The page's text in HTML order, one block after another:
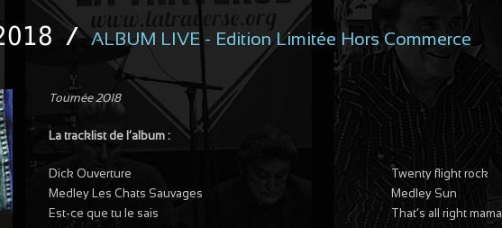
/ ALBUM LIVE - Edition Limitée Hors Commerce
Tournée 2018
La tracklist de l’album :
Dick Ouverture
Medley Les Chats Sauvages
Est-ce que tu le sais
Twenty flight rock
Medley Sun
That’s all right mama